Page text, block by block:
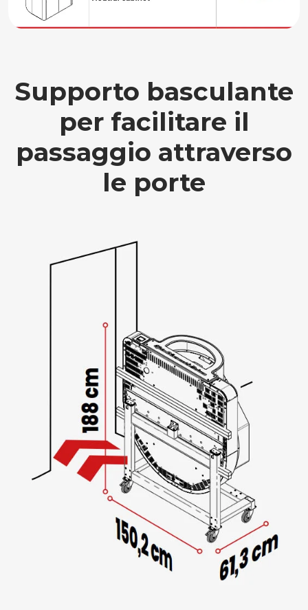
Supporto basculante
per facilitare il
passaggio attraverso
le porte